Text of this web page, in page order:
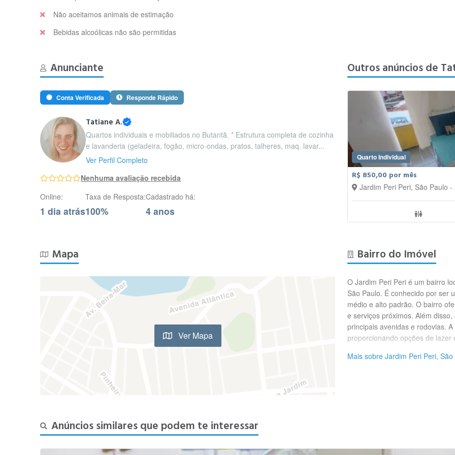
Não aceitamos animais de estimação
Bebidas alcoólicas não são permitidas
Anunciante
Conta Verificada Responde Rápido
Tatiane A.
Quartos individuais e mobiliados no Butantã. * Estrutura completa de cozinha
e lavanderia (geladeira, fogão, micro-ondas, pratos, talheres, maq. lavar...
Ver Perfil Completo
Nenhuma avaliação recebida
Online:
1 dia atrás
Taxa de Resposta:
100%
Cadastrado há:
4 anos
Outros anúncios de
Quarto Individual
R$ 850,00 por mês
Jardim Peri Peri, São Paulo -
Mapa
Ver Mapa
Bairro do Imóvel
O Jardim Peri Peri é um bairro
São Paulo. É conhecido por ser
médio e alto padrão. O bairro
e serviços próximos. Além
principais avenidas e rodovias.
proporcionando opções de
Mais sobre Jardim Peri Peri,
Anúncios similares que podem te interessar